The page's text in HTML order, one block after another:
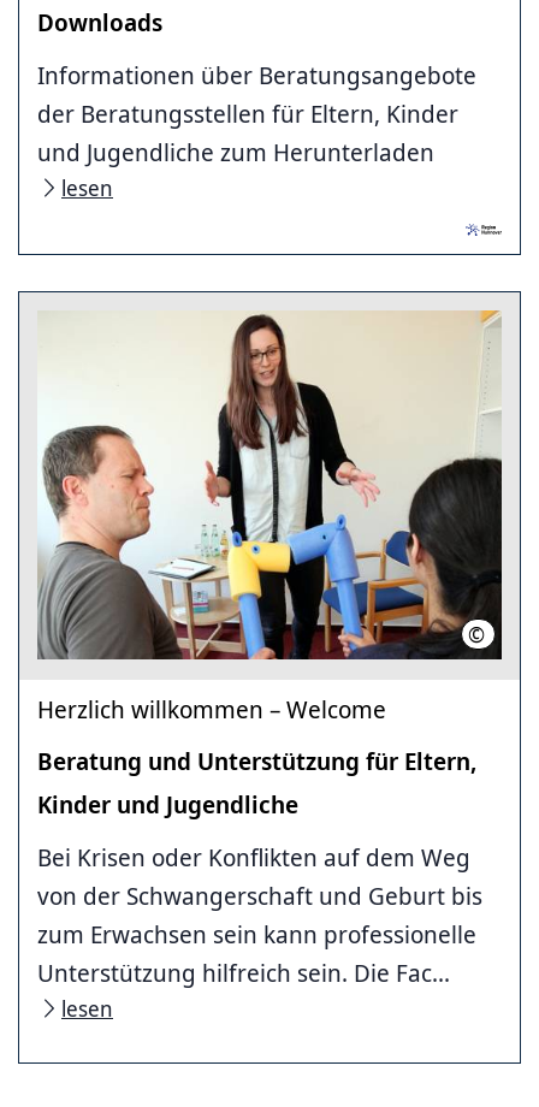
Downloads
Informationen über Beratungsangebote
der Beratungsstellen für Eltern, Kinder
und Jugendliche zum Herunterladen
lesen
© Harald
Herzlich willkommen – Welcome
Beratung und Unterstützung für Eltern,
Kinder und Jugendliche
Bei Krisen oder Konflikten auf dem Weg
von der Schwangerschaft und Geburt bis
zum Erwachsen sein kann professionelle
Unterstützung hilfreich sein. Die Fac...
lesen